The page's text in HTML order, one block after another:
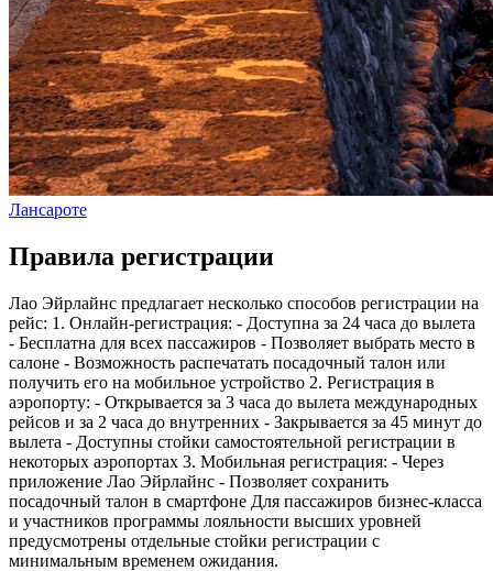
Лансароте
Правила регистрации
Лао Эйрлайнс предлагает несколько способов регистрации на
рейс: 1. Онлайн-регистрация: - Доступна за 24 часа до вылета
- Бесплатна для всех пассажиров - Позволяет выбрать место в
салоне - Возможность распечатать посадочный талон или
получить его на мобильное устройство 2. Регистрация в
аэропорту: - Открывается за 3 часа до вылета международных
рейсов и за 2 часа до внутренних - Закрывается за 45 минут до
вылета - Доступны стойки самостоятельной регистрации в
некоторых аэропортах 3. Мобильная регистрация: - Через
приложение Лао Эйрлайнс - Позволяет сохранить
посадочный талон в смартфоне Для пассажиров бизнес-класса
и участников программы лояльности высших уровней
предусмотрены отдельные стойки регистрации с
минимальным временем ожидания.